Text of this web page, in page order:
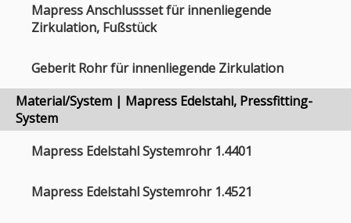
Mapress Anschlussset für innenliegende
Zirkulation, Fußstück
Geberit Rohr für innenliegende Zirkulation
Material/System | Mapress Edelstahl, Pressfitting-
System
Mapress Edelstahl Systemrohr 1.4401
Mapress Edelstahl Systemrohr 1.4521